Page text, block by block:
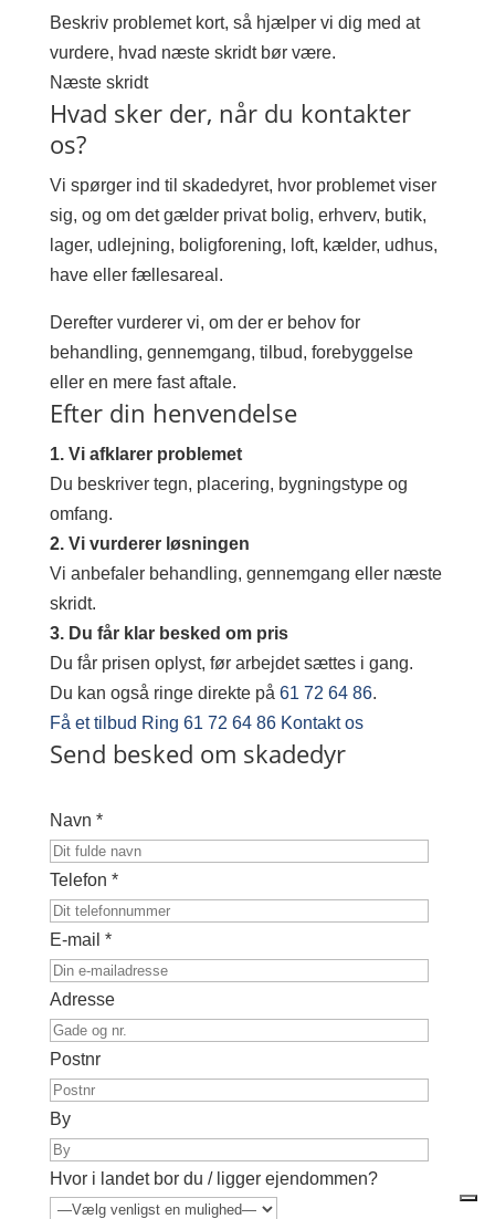
Beskriv problemet kort, så hjælper vi dig med at
vurdere, hvad næste skridt bør være.
Næste skridt
Hvad sker der, når du kontakter
os?
Vi spørger ind til skadedyret, hvor problemet viser
sig, og om det gælder privat bolig, erhverv, butik,
lager, udlejning, boligforening, loft, kælder, udhus,
have eller fællesareal.
Derefter vurderer vi, om der er behov for
behandling, gennemgang, tilbud, forebyggelse
eller en mere fast aftale.
Efter din henvendelse
1. Vi afklarer problemet
Du beskriver tegn, placering, bygningstype og
omfang.
2. Vi vurderer løsningen
Vi anbefaler behandling, gennemgang eller næste
skridt.
3. Du får klar besked om pris
Du får prisen oplyst, før arbejdet sættes i gang.
Du kan også ringe direkte på 61 72 64 86.
Få et tilbud Ring 61 72 64 86 Kontakt os
Send besked om skadedyr
Navn *
Telefon *
E-mail *
Adresse
Postnr
By
Hvor i landet bor du / ligger ejendommen?